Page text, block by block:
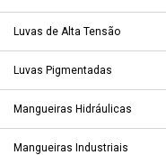
Luvas de Alta Tensão
Luvas Pigmentadas
Mangueiras Hidráulicas
Mangueiras Industriais